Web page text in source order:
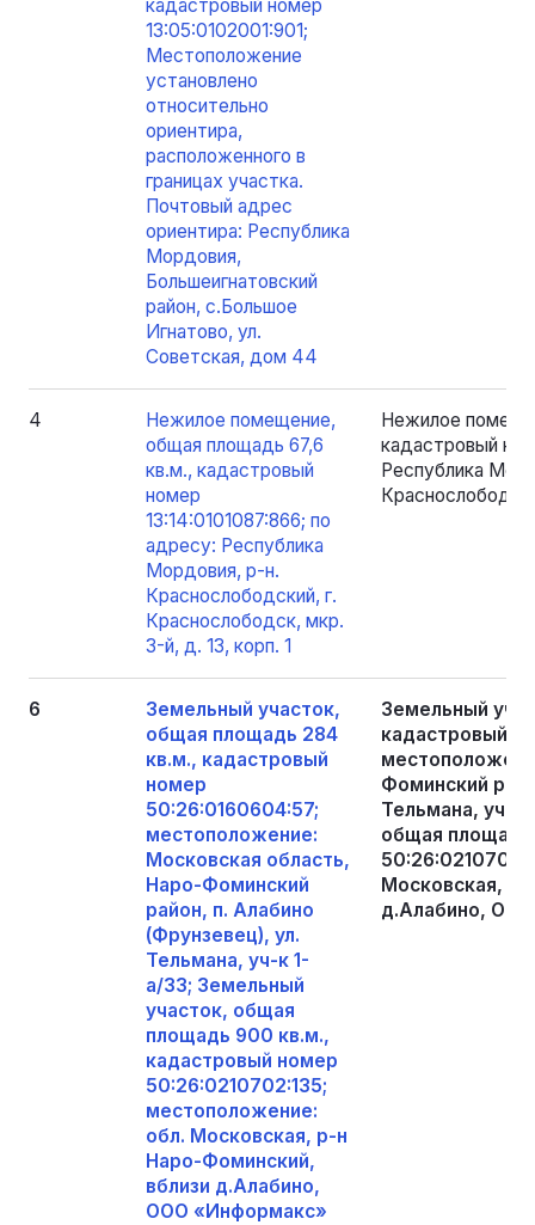
кадастровый номер
13:05:0102001:901;
Местоположение
установлено
относительно
ориентира,
расположенного в
границах участка.
Почтовый адрес
ориентира: Республика
Мордовия,
Большеигнатовский
район, с.Большое
Игнатово, ул.
Советская, дом 44
4
Нежилое помещение,
общая площадь 67,6
кв.м., кадастровый
номер
13:14:0101087:866; по
адресу: Республика
Мордовия, р-н.
Краснослободский, г.
Краснослободск, мкр.
3-й, д. 13, корп. 1
Нежилое
кадастровый
Республика
6
Земельный участок,
общая площадь 284
кв.м., кадастровый
номер
50:26:0160604:57;
местоположение:
Московская область,
Наро-Фоминский
район, п. Алабино
(Фрунзевец), ул.
Тельмана, уч-к 1-
а/33; Земельный
участок, общая
площадь 900 кв.м.,
кадастровый номер
50:26:0210702:135;
местоположение:
обл. Московская, р-н
Наро-Фоминский,
вблизи д.Алабино,
ООО «Информакс»
Земельный
кадастровый
Фоминский
Тельмана, уч-к
общая
Московская,
д.Алабино,